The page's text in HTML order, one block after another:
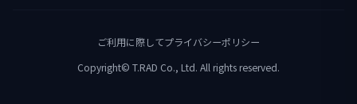
ご利用に際してプライバシーポリシー
Copyright© T.RAD Co., Ltd. All rights reserved.